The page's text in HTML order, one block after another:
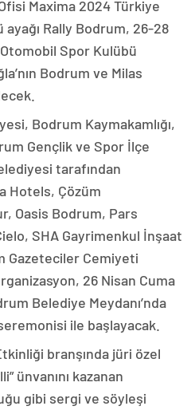
Maxima 2024 Türkiye
ayağı Rally Bodrum, 26-28
Spor Kulübü
Bodrum ve Milas
Bodrum Kaymakamlığı,
Gençlik ve Spor İlçe
tarafından
Hotels, Çözüm
Oasis Bodrum, Pars
SHA Gayrimenkul İnşaat
Gazeteciler Cemiyeti
26 Nisan Cuma
Belediye Meydanı’nda
ile başlayacak.
branşında jüri özel
ünvanını kazanan
gibi sergi ve söyleşi